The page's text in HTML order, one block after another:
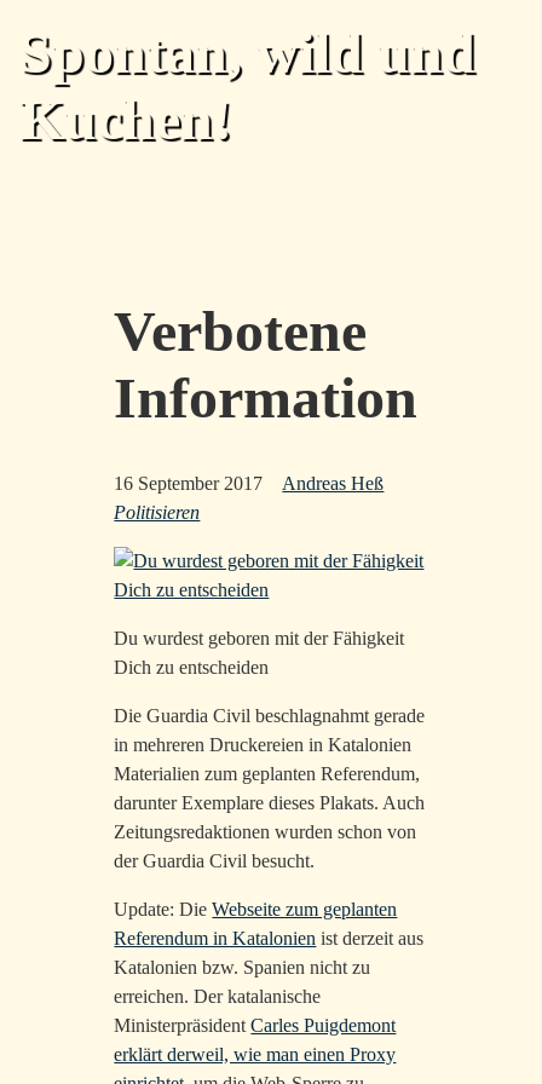
Spontan, wild und
Kuchen!
Verbotene
Information
16 September 2017
Andreas Heß
Politisieren
Du wurdest geboren mit der Fähigkeit
Dich zu entscheiden
Die Guardia Civil beschlagnahmt gerade
in mehreren Druckereien in Katalonien
Materialien zum geplanten Referendum,
darunter Exemplare dieses Plakats. Auch
Zeitungsredaktionen wurden schon von
der Guardia Civil besucht.
Update: DieWebseite zum geplanten
Referendum in Katalonien ist derzeit aus
Katalonien bzw. Spanien nicht zu
erreichen. Der katalanische
MinisterpräsidentCarles Puigdemont
erklärt derweil, wie man einen Proxy